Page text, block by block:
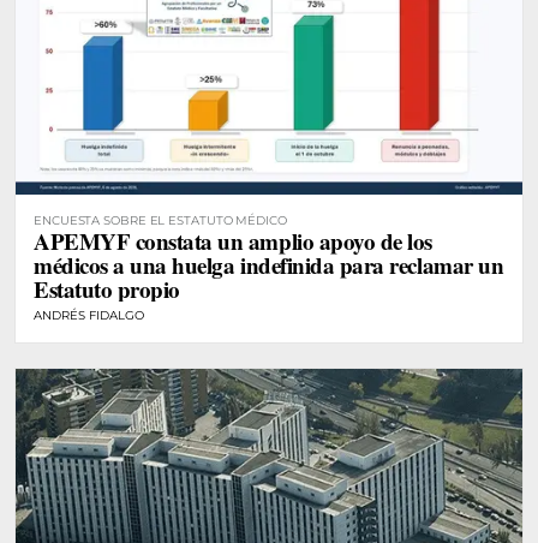
ENCUESTA SOBRE EL ESTATUTO MÉDICO
APEMYF constata un amplio apoyo de los
médicos a una huelga indefinida para reclamar un
Estatuto propio
ANDRÉS FIDALGO